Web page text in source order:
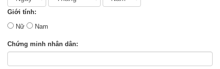
Giới tính:
Nữ
Nam
Chứng minh nhân dân: